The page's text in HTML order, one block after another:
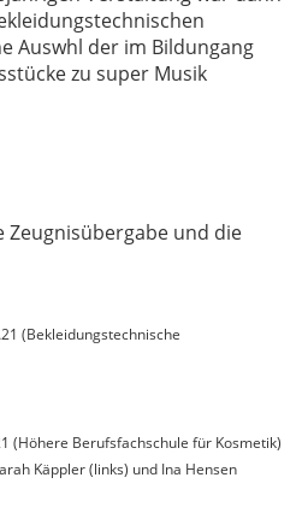
Auswhl der im Bildungang
zu super Musik
Zeugnisübergabe und die
(Bekleidungstechnische
(Höhere Berufsfachschule für Kosmetik)
Käppler (links) und Ina Hensen